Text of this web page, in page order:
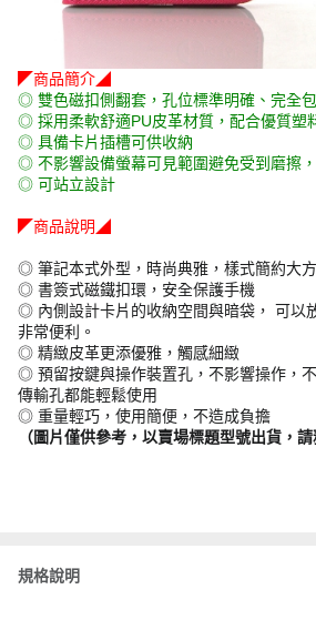
◤商品簡介◢
◎ 雙色磁扣側翻套，孔位標準明確、完全
◎ 採用柔軟舒適PU皮革材質，配合優質塑
◎ 具備卡片插槽可供收納
◎ 不影響設備螢幕可見範圍避免受到磨擦
◎ 可站立設計
◤商品說明◢
◎ 筆記本式外型，時尚典雅，樣式簡約大
◎ 書簽式磁鐵扣環，安全保護手機
◎ 內側設計卡片的收納空間與暗袋， 可以
非常便利。
◎ 精緻皮革更添優雅，觸感細緻
◎ 預留按鍵與操作裝置孔，不影響操作，
傳輸孔都能輕鬆使用
◎ 重量輕巧，使用簡便，不造成負擔
（圖片僅供參考，以賣場標題型號出貨，
規格說明